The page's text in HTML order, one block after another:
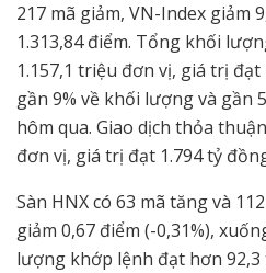
217 mã giảm, VN-Index giảm
1.313,84 điểm. Tổng khối
1.157,1 triệu đơn vị, giá trị
gần 9% về khối lượng và gần
hôm qua. Giao dịch thỏa
đơn vị, giá trị đạt 1.794 tỷ
Sàn HNX có 63 mã tăng và
giảm 0,67 điểm (-0,31%),
lượng khớp lệnh đạt hơn